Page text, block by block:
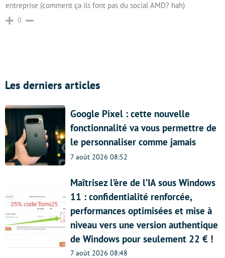
entreprise (comment ça ils font pas du social AMD? hah)
0
Les derniers articles
Google Pixel : cette nouvelle
fonctionnalité va vous permettre de
le personnaliser comme jamais
7 août 2026 08:52
Maîtrisez l’ère de l’IA sous Windows
11 : confidentialité renforcée,
performances optimisées et mise à
niveau vers une version authentique
de Windows pour seulement 22 € !
7 août 2026 08:48